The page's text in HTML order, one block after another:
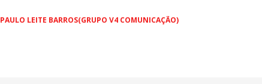
PAULO LEITE BARROS(GRUPO V4 COMUNICAÇÃO)